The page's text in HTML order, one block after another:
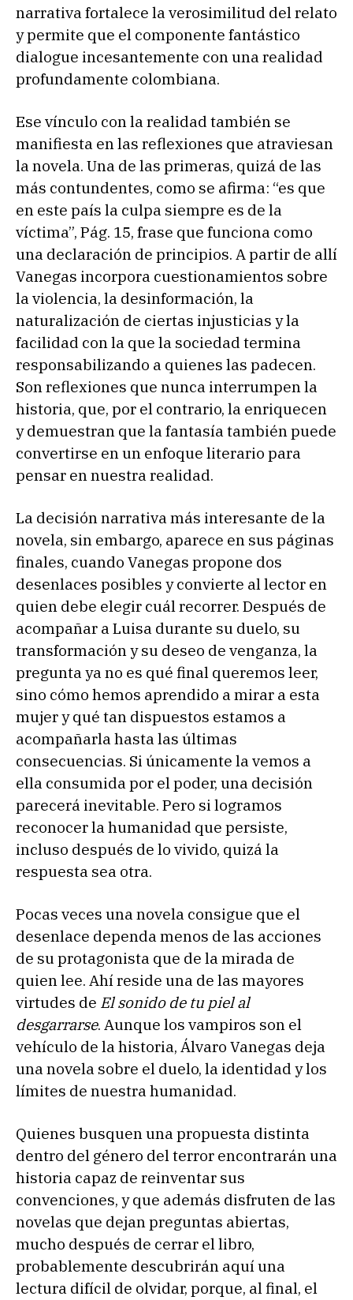
narrativa fortalece la verosimilitud del relato
y permite que el componente fantástico
dialogue incesantemente con una realidad
profundamente colombiana.
Ese vínculo con la realidad también se
manifiesta en las reflexiones que atraviesan
la novela. Una de las primeras, quizá de las
más contundentes, como se afirma: “es que
en este país la culpa siempre es de la
víctima”, Pág. 15, frase que funciona como
una declaración de principios. A partir de allí
Vanegas incorpora cuestionamientos sobre
la violencia, la desinformación, la
naturalización de ciertas injusticias y la
facilidad con la que la sociedad termina
responsabilizando a quienes las padecen.
Son reflexiones que nunca interrumpen la
historia, que, por el contrario, la enriquecen
y demuestran que la fantasía también puede
convertirse en un enfoque literario para
pensar en nuestra realidad.
La decisión narrativa más interesante de la
novela, sin embargo, aparece en sus páginas
finales, cuando Vanegas propone dos
desenlaces posibles y convierte al lector en
quien debe elegir cuál recorrer. Después de
acompañar a Luisa durante su duelo, su
transformación y su deseo de venganza, la
pregunta ya no es qué final queremos leer,
sino cómo hemos aprendido a mirar a esta
mujer y qué tan dispuestos estamos a
acompañarla hasta las últimas
consecuencias. Si únicamente la vemos a
ella consumida por el poder, una decisión
parecerá inevitable. Pero si logramos
reconocer la humanidad que persiste,
incluso después de lo vivido, quizá la
respuesta sea otra.
Pocas veces una novela consigue que el
desenlace dependa menos de las acciones
de su protagonista que de la mirada de
quien lee. Ahí reside una de las mayores
virtudes de El sonido de tu piel al
desgarrarse. Aunque los vampiros son el
vehículo de la historia, Álvaro Vanegas deja
una novela sobre el duelo, la identidad y los
límites de nuestra humanidad.
Quienes busquen una propuesta distinta
dentro del género del terror encontrarán una
historia capaz de reinventar sus
convenciones, y que además disfruten de las
novelas que dejan preguntas abiertas,
mucho después de cerrar el libro,
probablemente descubrirán aquí una
lectura difícil de olvidar, porque, al final, el